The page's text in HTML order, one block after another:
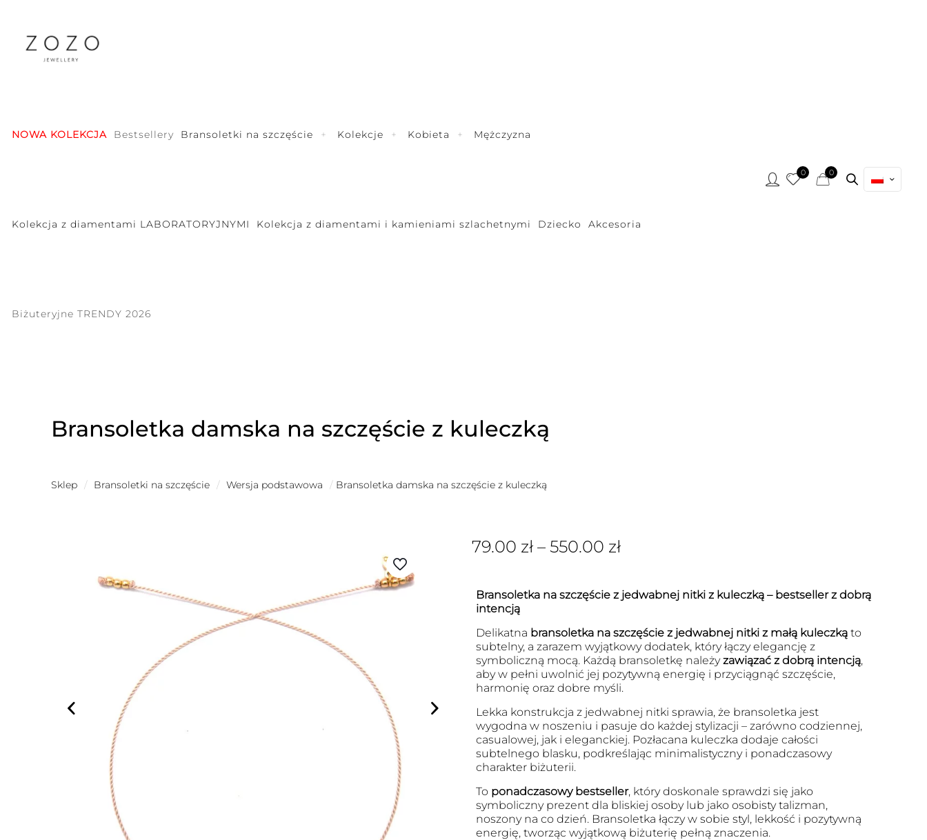
NOWA KOLEKCJA Bestsellery Bransoletki na szczęście Kolekcje Kobieta Mężczyzna
Kolekcja z diamentami LABORATORYJNYMI Kolekcja z diamentami i kamieniami szlachetnymi Dziecko Akcesoria
Biżuteryjne TRENDY 2026
0 0
Bransoletka damska na szczęście z kuleczką
Sklep / Bransoletki na szczęście / Wersja podstawowa / Bransoletka damska na szczęście z kuleczką
79.00 zł – 550.00 zł
Bransoletka na szczęście z jedwabnej nitki z kuleczką – bestseller z dobrą
intencją
Delikatna bransoletka na szczęście z jedwabnej nitki z małą kuleczkąto
subtelny, a zarazem wyjątkowy dodatek, który łączy elegancję z
symboliczną mocą. Każdą bransoletkę należyzawiązać z dobrą intencją,
aby w pełni uwolnić jej pozytywną energię i przyciągnąć szczęście,
harmonię oraz dobre myśli.
Lekka konstrukcja z jedwabnej nitki sprawia, że bransoletka jest
wygodna w noszeniu i pasuje do każdej stylizacji – zarówno codziennej,
casualowej, jak i eleganckiej. Pozłacana kuleczka dodaje całości
subtelnego blasku, podkreślając minimalistyczny i ponadczasowy
charakter biżuterii.
To ponadczasowy bestseller, który doskonale sprawdzi się jako
symboliczny prezent dla bliskiej osoby lub jako osobisty talizman,
noszony na co dzień. Bransoletka łączy w sobie styl, lekkość i pozytywną
energię, tworząc wyjątkową biżuterię pełną znaczenia.